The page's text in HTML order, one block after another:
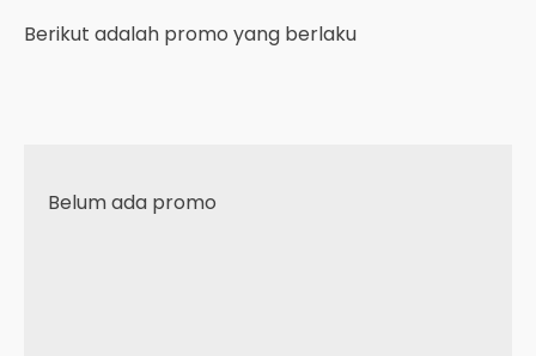
Berikut adalah promo yang berlaku
Belum ada promo